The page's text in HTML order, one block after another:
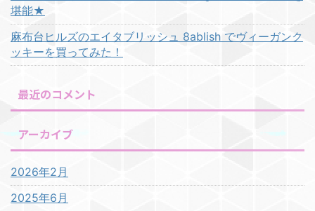
堪能★
麻布台ヒルズのエイタブリッシュ 8ablish でヴィーガンク
ッキーを買ってみた！
最近のコメント
アーカイブ
2026年2月
2025年6月